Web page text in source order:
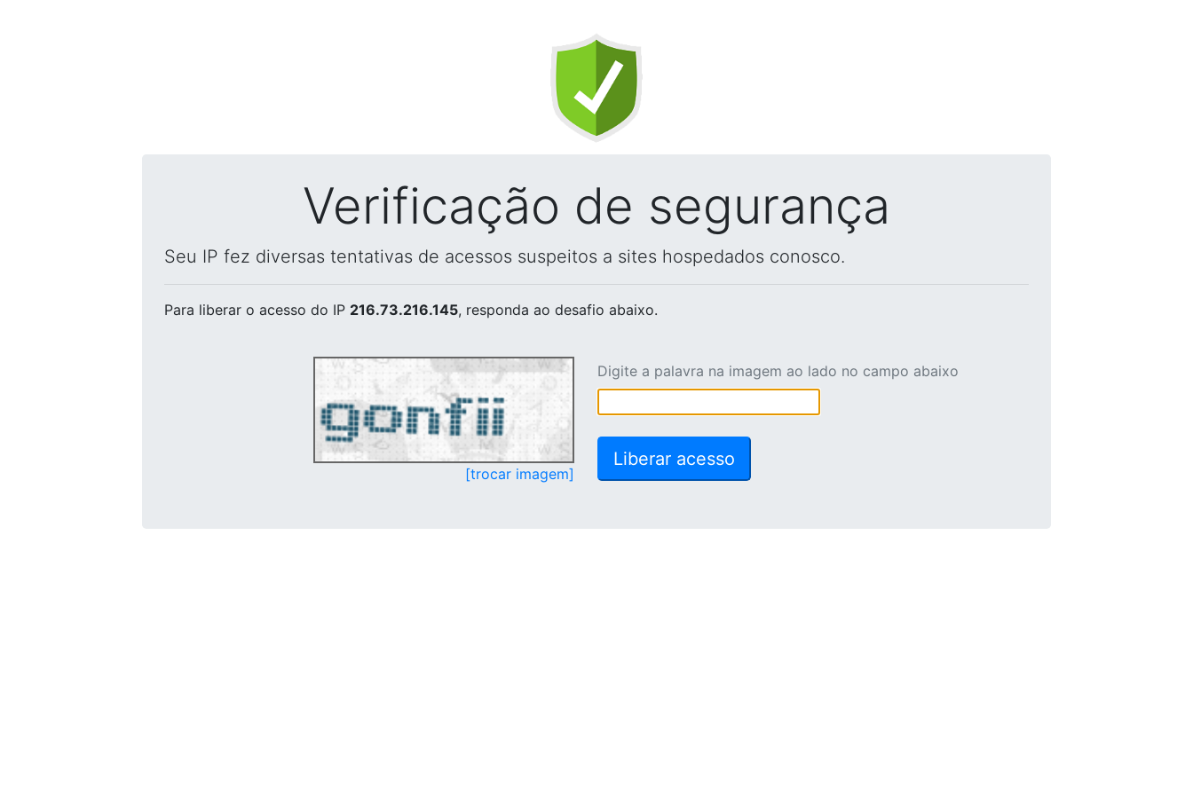
Verificação de segurança
Seu IP fez diversas tentativas de acessos suspeitos a sites hospedados conosco.
Para liberar o acesso do IP 216.73.216.145, responda ao desafio abaixo.
[trocar imagem]
Digite a palavra na imagem ao lado no campo abaixo